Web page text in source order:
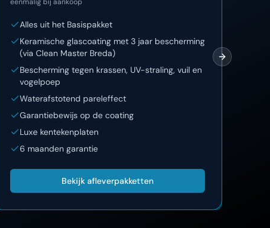
Alles uit het Basispakket
Keramische glascoating met 3 jaar bescherming
(via Clean Master Breda)
Bescherming tegen krassen, UV-straling, vuil en
vogelpoep
Waterafstotend pareleffect
Garantiebewijs op de coating
Luxe kentekenplaten
6 maanden garantie
Bekijk afleverpakketten
Next slide